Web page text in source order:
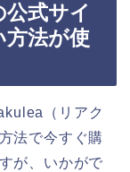
式サイ
方法が使
（リアク
法で今すぐ購
が、いかがで